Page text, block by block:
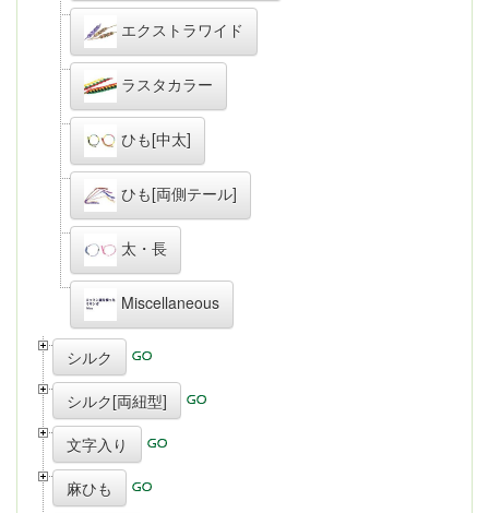
エクストラワイド
ラスタカラー
ひも[中太]
ひも[両側テール]
太・長
Miscellaneous
シルク
シルク[両紐型]
文字入り
麻ひも